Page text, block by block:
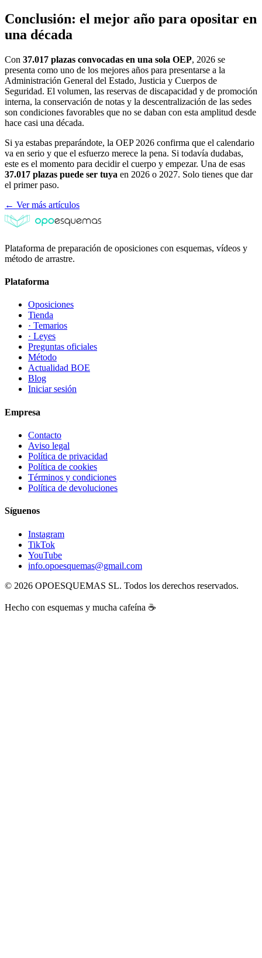
Conclusión: el mejor año para opositar en
una década
Con 37.017 plazas convocadas en una sola OEP, 2026 se
presenta como uno de los mejores años para presentarse a la
Administración General del Estado, Justicia y Cuerpos de
Seguridad. El volumen, las reservas de discapacidad y de promoción
interna, la conservación de notas y la descentralización de las sedes
son condiciones favorables que no se daban con esta amplitud desde
hace casi una década.
Si ya estabas preparándote, la OEP 2026 confirma que el calendario
va en serio y que el esfuerzo merece la pena. Si todavía dudabas,
este es el momento para decidir el cuerpo y empezar. Una de esas
37.017 plazas puede ser tuya en 2026 o 2027. Solo tienes que dar
el primer paso.
← Ver más artículos
Plataforma de preparación de oposiciones con esquemas, vídeos y
método de arrastre.
Plataforma
Oposiciones
Tienda
· Temarios
· Leyes
Preguntas oficiales
Método
Actualidad BOE
Blog
Iniciar sesión
Empresa
Contacto
Aviso legal
Política de privacidad
Política de cookies
Términos y condiciones
Política de devoluciones
Síguenos
Instagram
TikTok
YouTube
info.opoesquemas@gmail.com
© 2026 OPOESQUEMAS SL. Todos los derechos reservados.
Hecho con esquemas y mucha cafeína ☕